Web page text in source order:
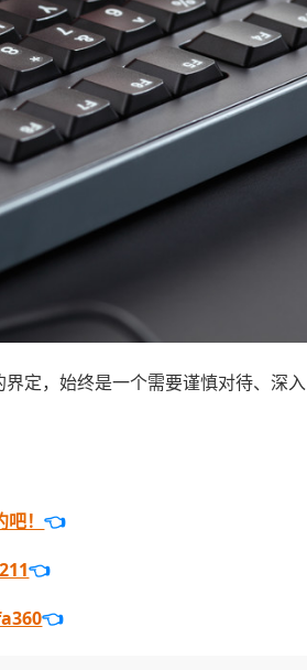
定，始终是一个需要谨慎对待、深入
吧！👈
👈
👈